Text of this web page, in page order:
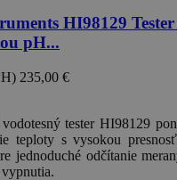
HI98129
pH...
235,00 €
tester HI98129
teploty s vysokou
jednoduché odčítanie